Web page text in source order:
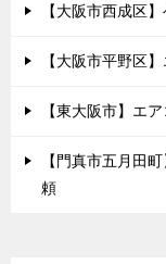
【大阪市西成区
【大阪市平野区
【東大阪市】エ
【門真市五月田
頼